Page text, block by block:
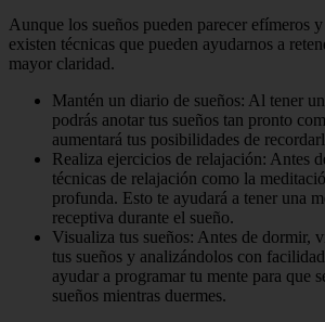
Aunque los sueños pueden parecer efímeros
existen técnicas que pueden ayudarnos a
mayor claridad.
Mantén un diario de sueños: Al tener
podrás anotar tus sueños tan pronto
aumentará tus posibilidades de
Realiza ejercicios de relajación: Antes
técnicas de relajación como la
profunda. Esto te ayudará a tener una
receptiva durante el sueño.
Visualiza tus sueños: Antes de dormir,
tus sueños y analizándolos con
ayudar a programar tu mente para que
sueños mientras duermes.